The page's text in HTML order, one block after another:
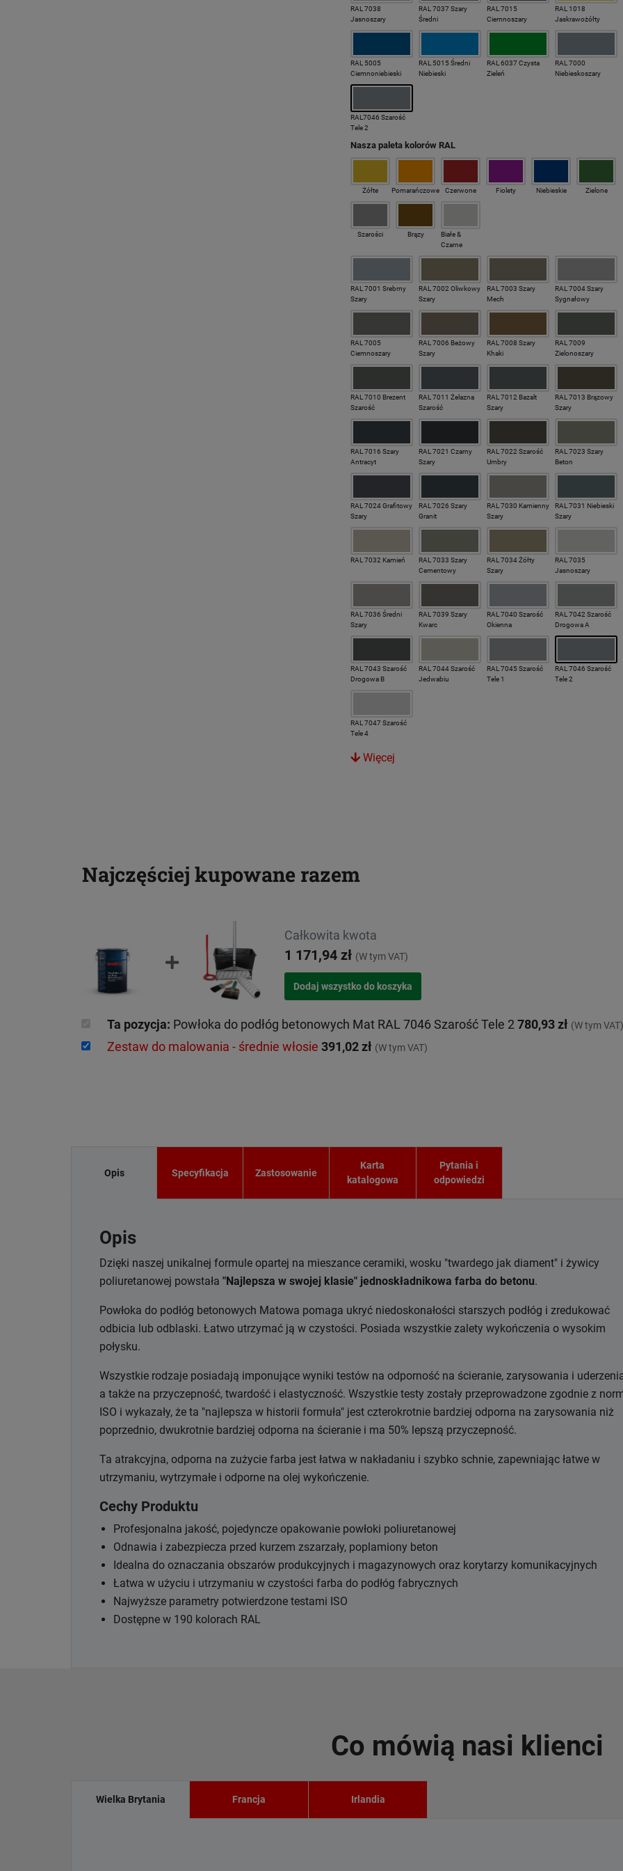
RAL 7038
Jasnoszary
RAL 7037 Szary
Średni
RAL 7015
Ciemnoszary
RAL 1018
Jaskrawożółty
RAL 5005
Ciemnoniebieski
RAL 5015 Średni
Niebieski
RAL 6037 Czysta
Zieleń
RAL 7000
Niebieskoszary
RAL7046 Szarość
Tele 2
Nasza paleta kolorów RAL
Żółte Pomarańczowe Czerwone Fiolety Niebieskie Zielone
Szarości Brązy
Białe &
Czarne
RAL 7001 Srebrny
Szary
RAL 7002 Oliwkowy
Szary
RAL 7003 Szary
Mech
RAL 7004 Szary
Sygnałowy
RAL 7005
Ciemnoszary
RAL 7006 Beżowy
Szary
RAL 7008 Szary
Khaki
RAL 7009
Zielonoszary
RAL 7010 Brezent
Szarość
RAL 7011 Żelazna
Szarość
RAL 7012 Bazalt
Szary
RAL 7013 Brązowy
Szary
RAL 7016 Szary
Antracyt
RAL 7021 Czarny
Szary
RAL 7022 Szarość
Umbry
RAL 7023 Szary
Beton
RAL 7024 Grafitowy
Szary
RAL 7026 Szary
Granit
RAL 7030 Kamienny
Szary
RAL 7031 Niebieski
Szary
RAL 7032 Kamień
RAL 7033 Szary
Cementowy
RAL 7034 Żółty
Szary
RAL 7035
Jasnoszary
RAL 7036 Średni
Szary
RAL 7039 Szary
Kwarc
RAL 7040 Szarość
Okienna
RAL 7042 Szarość
Drogowa A
RAL 7043 Szarość
Drogowa B
RAL 7044 Szarość
Jedwabiu
RAL 7045 Szarość
Tele 1
RAL 7046 Szarość
Tele 2
RAL 7047 Szarość
Tele 4
Więcej
Najczęściej kupowane razem
Całkowita kwota
1 171,94 zł (W tym VAT)
Ta pozycja: Powłoka do podłóg betonowych Mat RAL 7046 Szarość Tele 2 780,93 zł (W tym VAT)
Zestaw do malowania - średnie włosie 391,02 zł (W tym VAT)
Opis Specyfikacja Zastosowanie
Karta
katalogowa
Pytania i
odpowiedzi
Opis
Dzięki naszej unikalnej formule opartej na mieszance ceramiki, wosku "twardego jak diament" i żywicy
poliuretanowej powstała "Najlepsza w swojej klasie" jednoskładnikowa farba do betonu.
Powłoka do podłóg betonowych Matowa pomaga ukryć niedoskonałości starszych podłóg i zredukować
odbicia lub odblaski. Łatwo utrzymać ją w czystości. Posiada wszystkie zalety wykończenia o wysokim
połysku.
Wszystkie rodzaje posiadają imponujące wyniki testów na odporność na ścieranie, zarysowania i
a także na przyczepność, twardość i elastyczność. Wszystkie testy zostały przeprowadzone zgodnie z
ISO i wykazały, że ta "najlepsza w historii formuła" jest czterokrotnie bardziej odporna na zarysowania niż
poprzednio, dwukrotnie bardziej odporna na ścieranie i ma 50% lepszą przyczepność.
Ta atrakcyjna, odporna na zużycie farba jest łatwa w nakładaniu i szybko schnie, zapewniając łatwe w
utrzymaniu, wytrzymałe i odporne na olej wykończenie.
Cechy Produktu
Profesjonalna jakość, pojedyncze opakowanie powłoki poliuretanowej
Odnawia i zabezpiecza przed kurzem zszarzały, poplamiony beton
Idealna do oznaczania obszarów produkcyjnych i magazynowych oraz korytarzy komunikacyjnych
Łatwa w użyciu i utrzymaniu w czystości farba do podłóg fabrycznych
Najwyższe parametry potwierdzone testami ISO
Dostępne w 190 kolorach RAL
Co mówią nasi klienci
Wielka Brytania Francja Irlandia